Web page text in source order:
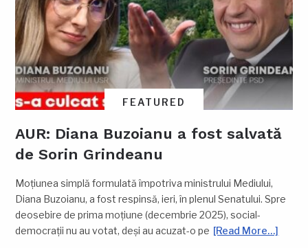
FEATURED
AUR: Diana Buzoianu a fost salvată
de Sorin Grindeanu
Moţiunea simplă formulată împotriva ministrului Mediului,
Diana Buzoianu, a fost respinsă, ieri, în plenul Senatului. Spre
deosebire de prima moțiune (decembrie 2025), social-
democrații nu au votat, deși au acuzat-o pe [Read More…]